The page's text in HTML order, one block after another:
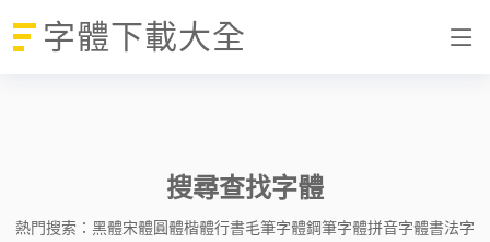
字體下載大全
搜尋查找字體
熱門搜索： 黑體宋體圓體楷體行書毛筆字體鋼筆字體拼音字體書法字